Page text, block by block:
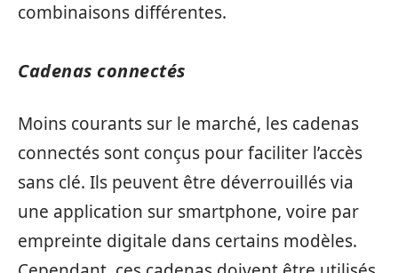
combinaisons différentes.
Cadenas connectés
Moins courants sur le marché, les cadenas
connectés sont conçus pour faciliter l’accès
sans clé. Ils peuvent être déverrouillés via
une application sur smartphone, voire par
empreinte digitale dans certains modèles.